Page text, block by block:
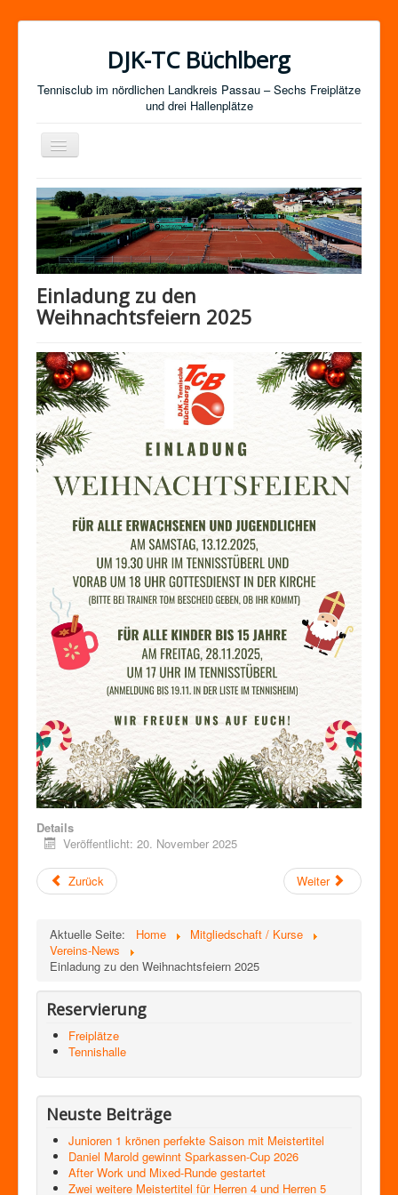
DJK-TC Büchlberg
Tennisclub im nördlichen Landkreis Passau – Sechs Freiplätze
und drei Hallenplätze
Navigation
an/aus
News
Termine
Mitgliedschaft / Kurse
Newsletter-Anmeldung
Mannschaften
Impressum
Zutrittskontrolle
Förderverein
Einladung zu den
Weihnachtsfeiern 2025
Details
Veröffentlicht: 20. November 2025
Zurück Weiter
Aktuelle Seite: Home
Mitgliedschaft / Kurse
Vereins-News
Einladung zu den Weihnachtsfeiern 2025
Reservierung
Freiplätze
Tennishalle
Neuste Beiträge
Junioren 1 krönen perfekte Saison mit Meistertitel
Daniel Marold gewinnt Sparkassen-Cup 2026
After Work und Mixed-Runde gestartet
Zwei weitere Meistertitel für Herren 4 und Herren 5